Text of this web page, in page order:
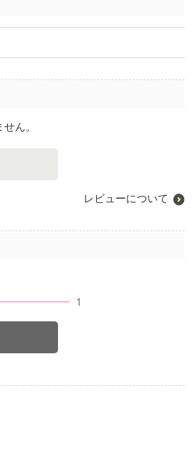
ん。
レビューについて